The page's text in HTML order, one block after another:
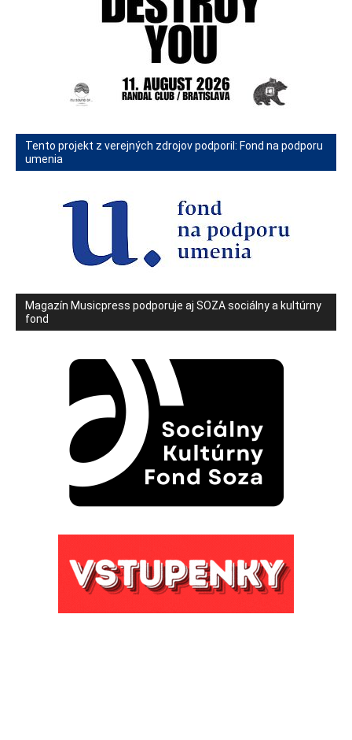
Tento projekt z verejných zdrojov podporil: Fond na podporu
umenia
Magazín Musicpress podporuje aj SOZA sociálny a kultúrny
fond